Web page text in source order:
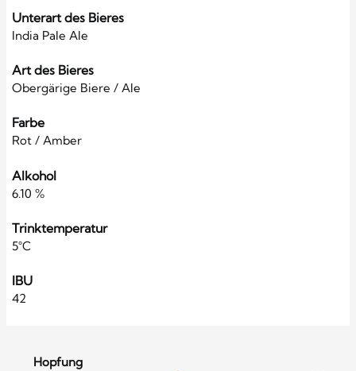
Unterart des Bieres
India Pale Ale
Art des Bieres
Obergärige Biere / Ale
Farbe
Rot / Amber
Alkohol
6.10 %
Trinktemperatur
5°C
IBU
42
Hopfung